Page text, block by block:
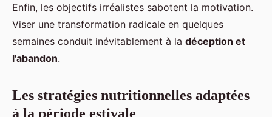
Enfin, les objectifs irréalistes sabotent la motivation.
Viser une transformation radicale en quelques
semaines conduit inévitablement à la déception et
l'abandon.
Les stratégies nutritionnelles adaptées
à la période estivale